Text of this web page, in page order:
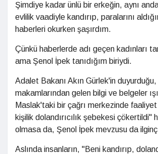
Şimdiye kadar ünlü bir erkeğin, aynı
evlilik vaadiyle kandırıp, paralarını
haberleri okurken şaşırdım.
Çünkü haberlerde adı geçen kadınları
ama Şenol İpek tanıdığım biriydi.
Adalet Bakanı Akın Gürlek'in
makamlarından gelen bilgi ve belgeler
Maslak'taki bir çağrı merkezinde
kişilik dolandırıcılık şebekesi çökertildi"
olmasa da, Şenol İpek mevzusu da
Aslında insanların, "Beni kandırıp,